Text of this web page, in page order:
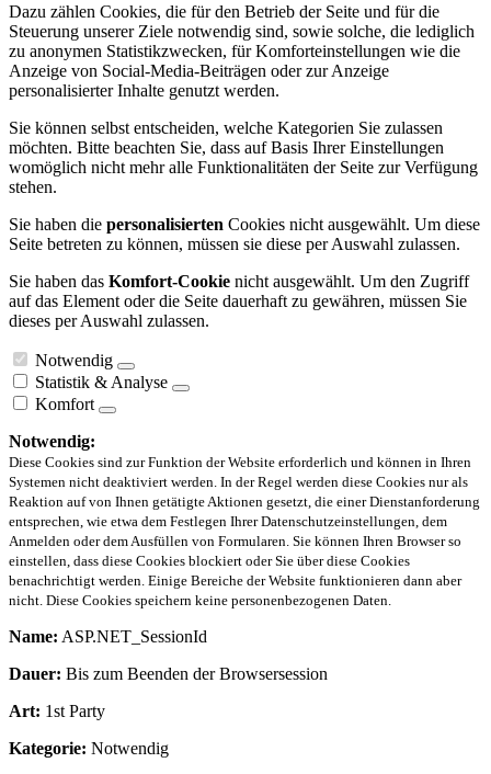
Dazu zählen Cookies, die für den Betrieb der Seite und für die
Steuerung unserer Ziele notwendig sind, sowie solche, die lediglich
zu anonymen Statistikzwecken, für Komforteinstellungen wie die
Anzeige von Social-Media-Beiträgen oder zur Anzeige
personalisierter Inhalte genutzt werden.
Sie können selbst entscheiden, welche Kategorien Sie zulassen
möchten. Bitte beachten Sie, dass auf Basis Ihrer Einstellungen
womöglich nicht mehr alle Funktionalitäten der Seite zur Verfügung
stehen.
Sie haben die personalisierten Cookies nicht ausgewählt. Um diese
Seite betreten zu können, müssen sie diese per Auswahl zulassen.
Sie haben das Komfort-Cookie nicht ausgewählt. Um den Zugriff
auf das Element oder die Seite dauerhaft zu gewähren, müssen Sie
dieses per Auswahl zulassen.
Notwendig
Statistik & Analyse
Komfort
Notwendig:
Diese Cookies sind zur Funktion der Website erforderlich und können in Ihren
Systemen nicht deaktiviert werden. In der Regel werden diese Cookies nur als
Reaktion auf von Ihnen getätigte Aktionen gesetzt, die einer Dienstanforderung
entsprechen, wie etwa dem Festlegen Ihrer Datenschutzeinstellungen, dem
Anmelden oder dem Ausfüllen von Formularen. Sie können Ihren Browser so
einstellen, dass diese Cookies blockiert oder Sie über diese Cookies
benachrichtigt werden. Einige Bereiche der Website funktionieren dann aber
nicht. Diese Cookies speichern keine personenbezogenen Daten.
Name: ASP.NET_SessionId
Dauer: Bis zum Beenden der Browsersession
Art: 1st Party
Kategorie: Notwendig